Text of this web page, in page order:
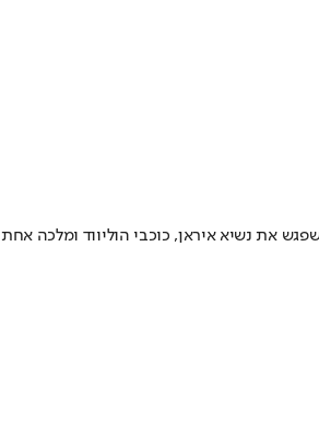
את נשיא איראן, כוכבי הוליווד ומלכה אחת